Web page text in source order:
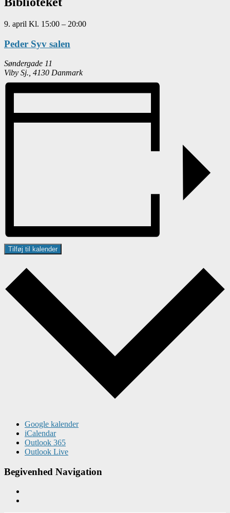
9. april Kl. 15:00 – 20:00
Peder Syv salen
Søndergade 11
Viby Sj. 4130 Danmark
Tilføj til kalender
Google kalender
iCalendar
Outlook 365
Outlook Live
Begivenhed Navigation